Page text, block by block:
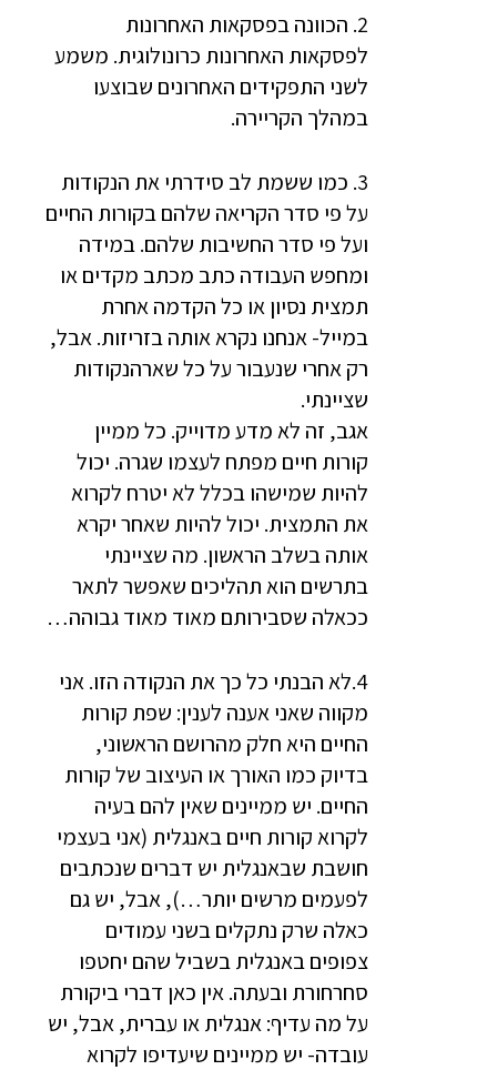
2. הכוונה בפסקאות האחרונות
לפסקאות האחרונות כרונולוגית. משמע
לשני התפקידים האחרונים שבוצעו
במהלך הקריירה.
3. כמו ששמת לב סידרתי את הנקודות
על פי סדר הקריאה שלהם בקורות החיים
ועל פי סדר החשיבות שלהם. במידה
ומחפש העבודה כתב מכתב מקדים או
תמצית נסיון או כל הקדמה אחרת
במייל- אנחנו נקרא אותה בזריזות. אבל,
רק אחרי שנעבור על כל שארהנקודות
שציינתי.
אגב, זה לא מדע מדוייק. כל ממיין
קורות חיים מפתח לעצמו שגרה. יכול
להיות שמישהו בכלל לא יטרח לקרוא
את התמצית. יכול להיות שאחר יקרא
אותה בשלב הראשון. מה שציינתי
בתרשים הוא תהליכים שאפשר לתאר
ככאלה שסבירותם מאוד מאוד גבוהה…
4.לא הבנתי כל כך את הנקודה הזו. אני
מקווה שאני אענה לענין: שפת קורות
החיים היא חלק מהרושם הראשוני,
בדיוק כמו האורך או העיצוב של קורות
החיים. יש ממיינים שאין להם בעיה
לקרוא קורות חיים באנגלית (אני בעצמי
חושבת שבאנגלית יש דברים שנכתבים
לפעמים מרשים יותר…), אבל, יש גם
כאלה שרק נתקלים בשני עמודים
צפופים באנגלית בשביל שהם יחטפו
סחרחורת ובעתה. אין כאן דברי ביקורת
על מה עדיף: אנגלית או עברית, אבל, יש
עובדה- יש ממיינים שיעדיפו לקרוא